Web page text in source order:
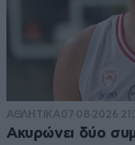
ΑΘΛΗΤΙΚΑ07·08·2026
Ακυρώνει δύο